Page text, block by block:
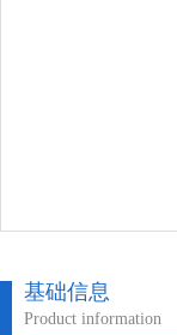
基础信息
Product information